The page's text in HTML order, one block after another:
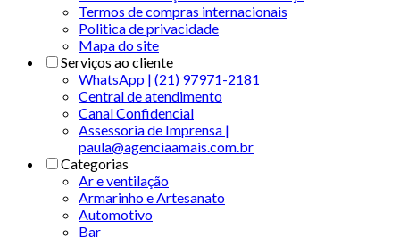
Termos de compras internacionais
Politica de privacidade
Mapa do site
Serviços ao cliente
WhatsApp | (21) 97971-2181
Central de atendimento
Canal Confidencial
Assessoria de Imprensa |
paula@agenciaamais.com.br
Categorias
Ar e ventilação
Armarinho e Artesanato
Automotivo
Bar